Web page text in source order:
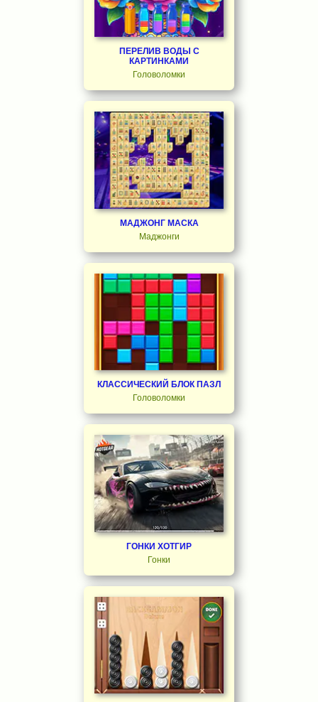
ПЕРЕЛИВ ВОДЫ С
КАРТИНКАМИ
Головоломки
МАДЖОНГ МАСКА
Маджонги
КЛАССИЧЕСКИЙ БЛОК ПАЗЛ
Головоломки
ГОНКИ ХОТГИР
Гонки